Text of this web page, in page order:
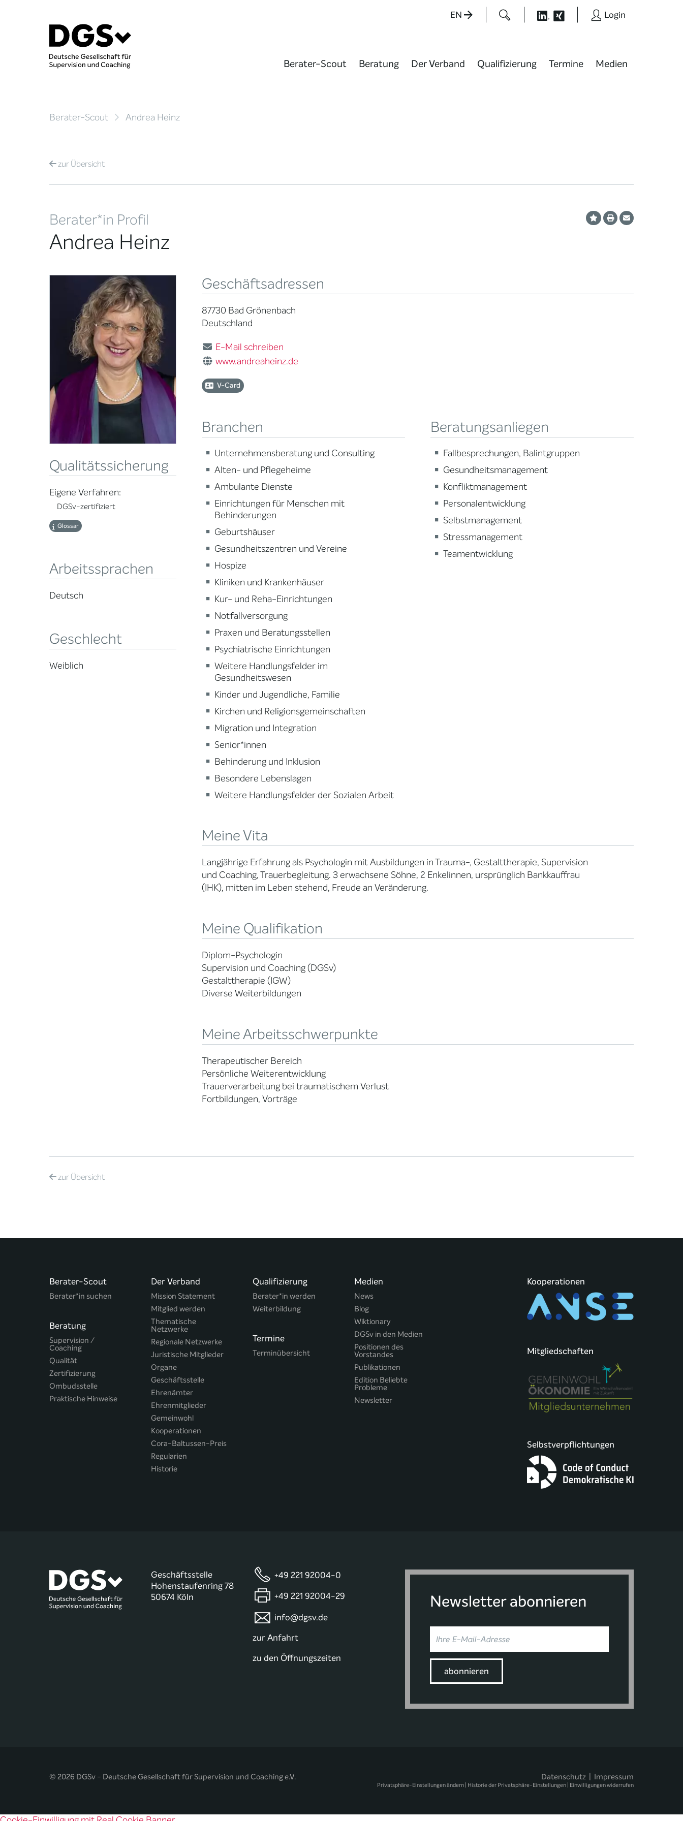
EN Login
Berater-Scout Beratung Der Verband Qualifizierung Termine Medien
Berater-Scout Andrea Heinz
zurÜbersicht
Berater*in Profil
Andrea Heinz
Qualitätssicherung
Eigene Verfahren:
DGSv-zertifiziert
Glossar
Arbeitssprachen
Deutsch
Geschlecht
Weiblich
Geschäftsadressen
87730 Bad Grönenbach
Deutschland
E-Mail schreiben
www.andreaheinz.de
V-Card
Branchen
Unternehmensberatung und Consulting
Alten- und Pflegeheime
Ambulante Dienste
Einrichtungen für Menschen mit
Behinderungen
Geburtshäuser
Gesundheitszentren und Vereine
Hospize
Kliniken und Krankenhäuser
Kur- und Reha-Einrichtungen
Notfallversorgung
Praxen und Beratungsstellen
Psychiatrische Einrichtungen
Weitere Handlungsfelder im
Gesundheitswesen
Kinder und Jugendliche, Familie
Kirchen und Religionsgemeinschaften
Migration und Integration
Senior*innen
Behinderung und Inklusion
Besondere Lebenslagen
Weitere Handlungsfelder der Sozialen Arbeit
Beratungsanliegen
Fallbesprechungen, Balintgruppen
Gesundheitsmanagement
Konfliktmanagement
Personalentwicklung
Selbstmanagement
Stressmanagement
Teamentwicklung
Meine Vita
Langjährige Erfahrung als Psychologin mit Ausbildungen in Trauma-, Gestalttherapie, Supervision
und Coaching, Trauerbegleitung. 3 erwachsene Söhne, 2 Enkelinnen, ursprünglich Bankkauffrau
(IHK), mitten im Leben stehend, Freude an Veränderung.
Meine Qualifikation
Diplom-Psychologin
Supervision und Coaching (DGSv)
Gestalttherapie (IGW)
Diverse Weiterbildungen
Meine Arbeitsschwerpunkte
Therapeutischer Bereich
Persönliche Weiterentwicklung
Trauerverarbeitung bei traumatischem Verlust
Fortbildungen, Vorträge
zurÜbersicht
Berater-Scout
Berater*in suchen
Beratung
Supervision /
Coaching
Qualität
Zertifizierung
Ombudsstelle
Praktische Hinweise
Der Verband
Mission Statement
Mitglied werden
Thematische
Netzwerke
Regionale Netzwerke
Juristische Mitglieder
Organe
Geschäftsstelle
Ehrenämter
Ehrenmitglieder
Gemeinwohl
Kooperationen
Cora-Baltussen-Preis
Regularien
Historie
Qualifizierung
Berater*in werden
Weiterbildung
Termine
Terminübersicht
Medien
News
Blog
Wiktionary
DGSv in den Medien
Positionen des
Vorstandes
Publikationen
Edition Beliebte
Probleme
Newsletter
Kooperationen
Mitgliedschaften
Selbstverpflichtungen
Geschäftsstelle
Hohenstaufenring 78
50674 Köln
+49 221 92004-0
+49 221 92004-29
info@dgsv.de
zur Anfahrt
zu den Öffnungszeiten
Newsletter abonnieren
© 2026 DGSv - Deutsche Gesellschaft für Supervision und Coaching e.V. Datenschutz Impressum
Privatsphäre-Einstellungen ändern Historie der Privatsphäre-Einstellungen Einwilligungen widerrufen